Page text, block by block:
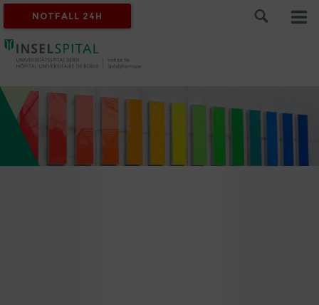
NOTFALL 24H